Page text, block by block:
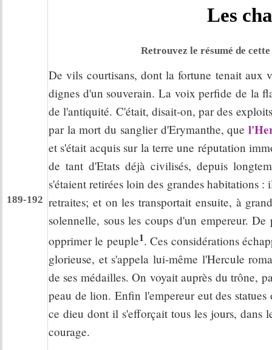
189-192
Les
Retrouvez le résumé de
De vils courtisans, dont la fortune tenait aux
dignes d'un souverain. La voix perfide de la
de l'antiquité. C'était, disait-on, par des
par la mort du sanglier d'Erymanthe, que
et s'était acquis sur la terre une réputation
de tant d'Etats déjà civilisés, depuis
s'étaient retirées loin des grandes habitations
retraites; et on les transportait ensuite, à
solennelle, sous les coups d'un empereur.
opprimer le peuple1. Ces considérations
glorieuse, et s'appela lui-même l'Hercule
de ses médailles. On voyait auprès du trône,
peau de lion. Enfin l'empereur eut des
ce dieu dont il s'efforçait tous les jours, dans
courage.